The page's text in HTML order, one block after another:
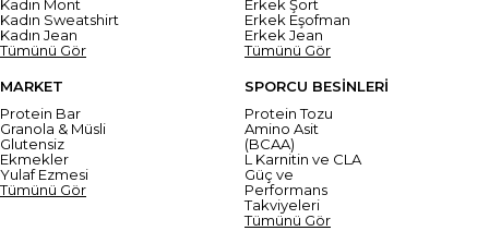
Kadın Mont
Kadın Sweatshirt
Kadın Jean
Tümünü Gör
Erkek Şort
Erkek Eşofman
Erkek Jean
Tümünü Gör
MARKET
Protein Bar
Granola & Müsli
Glutensiz
Ekmekler
Yulaf Ezmesi
Tümünü Gör
SPORCU BESİNLERİ
Protein Tozu
Amino Asit
(BCAA)
L Karnitin ve CLA
Güç ve
Performans
Takviyeleri
Tümünü Gör